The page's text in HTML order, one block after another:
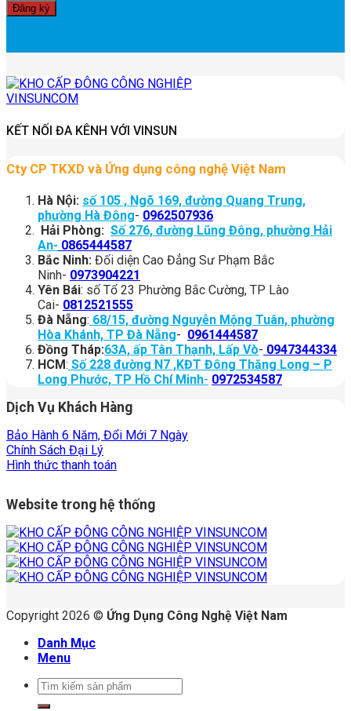
KẾT NỐI ĐA KÊNH VỚI VINSUN
Cty CP TKXD và Ứng dụng công nghệ Việt Nam
Hà Nội: số 105 , Ngõ 169, đường Quang Trung,
phường Hà Đông- 0962507936
Hải Phòng: Số 276, đường Lũng Đông, phường Hải
An- 0865444587
Bắc Ninh: Đối diện Cao Đẳng Sư Phạm Bắc
Ninh- 0973904221
Yên Bái: số Tổ 23 Phường Bắc Cường, TP Lào
Cai- 0812521555
Đà Nẵng: 68/15, đường Nguyễn Mộng Tuân, phường
Hòa Khánh, TP Đà Nẵng- 0961444587
Đồng Tháp:63A, ấp Tân Thạnh, Lấp Vò- 0947344334
HCM: Số 228 đường N7 ,KĐT Đông Thăng Long – P
Long Phước, TP Hồ Chí Minh- 0972534587
Dịch Vụ Khách Hàng
Bảo Hành 6 Năm, Đổi Mới 7 Ngày
Chính Sách Đại Lý
Hình thức thanh toán
Website trong hệ thống
Copyright 2026 © Ứng Dụng Công Nghệ Việt Nam
Danh Mục
Menu
Tìm